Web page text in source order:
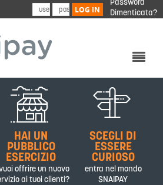
LOG IN
Password
Dimenticata?
CHI SIAMO
PRODOTTI&SERVIZI
PARTNER
CONTATTI
HAI UN
PUBBLICO
ESERCIZIO
offrire un nuovo
ai tuoi clienti?
SCEGLI DI
ESSERE
CURIOSO
entra nel mondo
SNAIPAY